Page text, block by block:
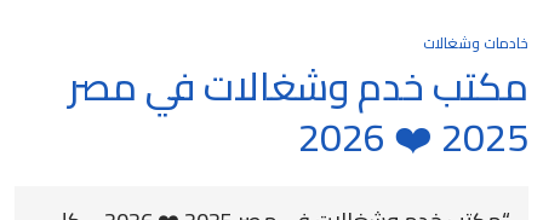
خادمات وشغالات
مكتب خدم وشغالات في مصر
2025 ❤️ 2026